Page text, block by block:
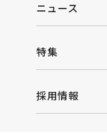
ニュース
特集
採用情報